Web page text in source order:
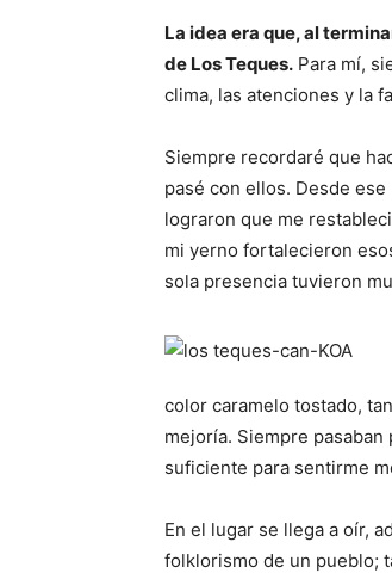
La idea era que, al
de Los Teques. Para mí,
clima, las atenciones y la
Siempre recordaré que
pasé con ellos. Desde
lograron que me
mi yerno fortalecieron
sola presencia tuvieron
color caramelo tostado,
mejoría. Siempre
suficiente para sentirme
En el lugar se llega a oír,
folklorismo de un pueblo;